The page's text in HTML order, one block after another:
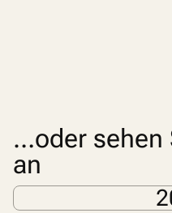
…oder sehen
an